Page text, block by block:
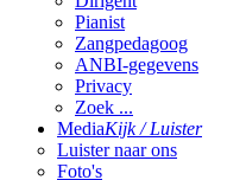
Pianist
Zangpedagoog
ANBI-gegevens
Privacy
Zoek ...
MediaKijk / Luister
Luister naar ons
Foto's